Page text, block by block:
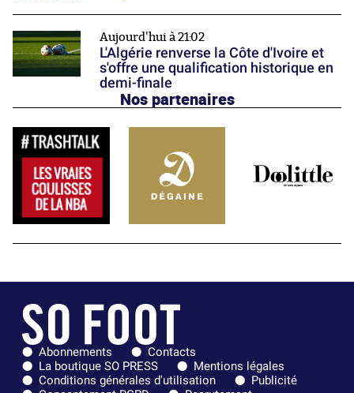
Aujourd'hui à 21:02
L'Algérie renverse la Côte d'Ivoire et
s'offre une qualification historique en
demi-finale
Nos partenaires
Abonnements
Contacts
La boutique SO PRESS
Mentions légales
Conditions générales d'utilisation
Publicité